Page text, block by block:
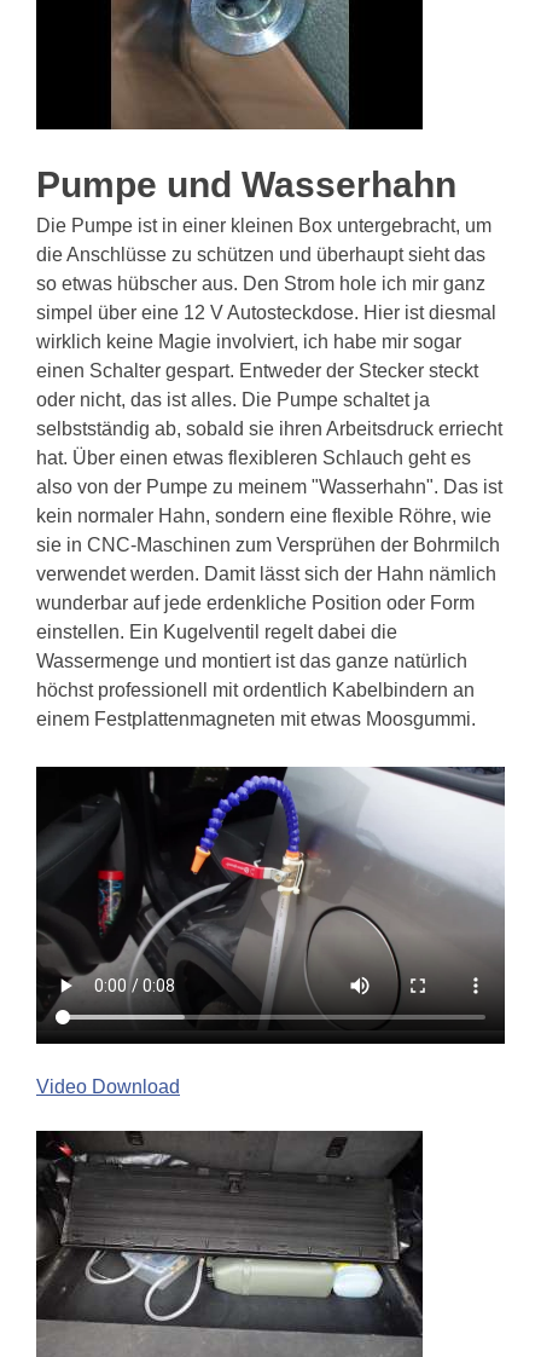
Pumpe und Wasserhahn
Die Pumpe ist in einer kleinen Box untergebracht, um
die Anschlüsse zu schützen und überhaupt sieht das
so etwas hübscher aus. Den Strom hole ich mir ganz
simpel über eine 12 V Autosteckdose. Hier ist diesmal
wirklich keine Magie involviert, ich habe mir sogar
einen Schalter gespart. Entweder der Stecker steckt
oder nicht, das ist alles. Die Pumpe schaltet ja
selbstständig ab, sobald sie ihren Arbeitsdruck erriecht
hat. Über einen etwas flexibleren Schlauch geht es
also von der Pumpe zu meinem "Wasserhahn". Das ist
kein normaler Hahn, sondern eine flexible Röhre, wie
sie in CNC-Maschinen zum Versprühen der Bohrmilch
verwendet werden. Damit lässt sich der Hahn nämlich
wunderbar auf jede erdenkliche Position oder Form
einstellen. Ein Kugelventil regelt dabei die
Wassermenge und montiert ist das ganze natürlich
höchst professionell mit ordentlich Kabelbindern an
einem Festplattenmagneten mit etwas Moosgummi.
Video Download